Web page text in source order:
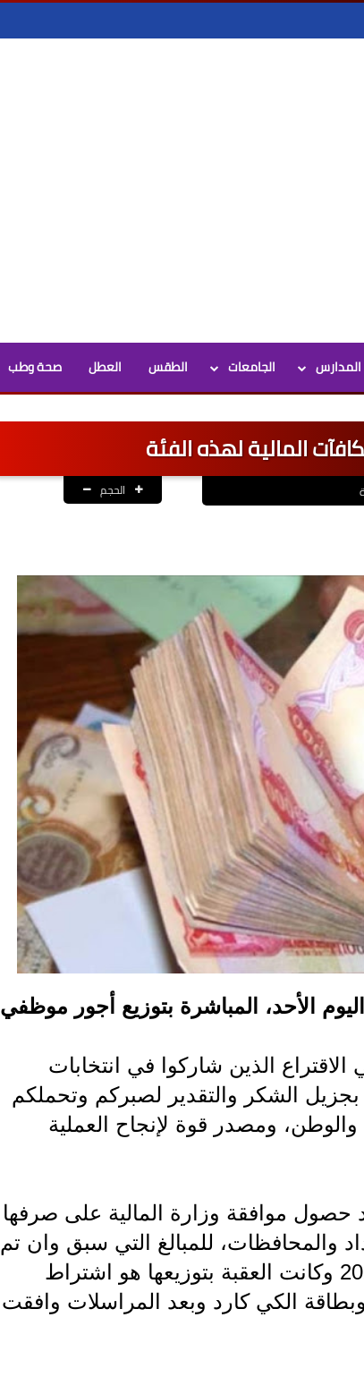
المدارس الجامعات الطقس العطل صحة وطب
المالية لهذه الفئة
الحجم
اليوم الأحد، المباشرة بتوزيع أجور موظفي
الذين شاركوا في انتخابات
2023، نتقدم إليكم بجزيل الشكر والتقدير لصبركم وتحملكم
والوطن، ومصدر قوة لإنجاح العملية
حصول موافقة وزارة المالية على صرفها
والمحافظات، للمبالغ التي سبق وان تم
تحويلها إلى حساب وزارة المالية في آب/ 2024 وكانت العقبة بتوزيعها هو اشتراط
الكي كارد وبعد المراسلات وافقت